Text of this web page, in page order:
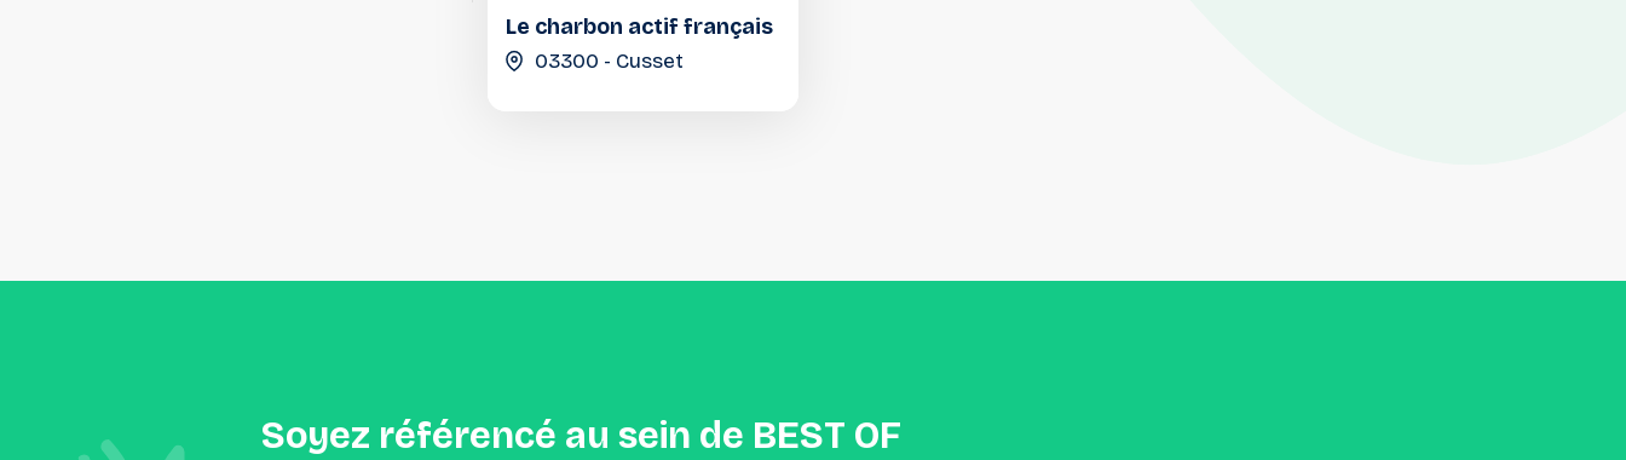
Le charbon actif français
03300 - Cusset
Soyez référencé au sein de BEST OF